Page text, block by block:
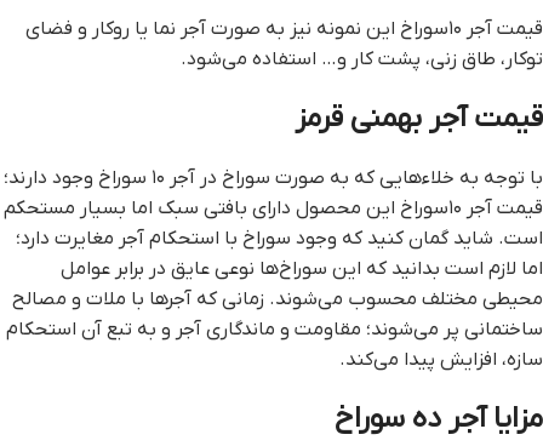
قیمت آجر ۱۰سوراخ این نمونه نیز به صورت آجر نما یا روکار و فضای
توکار، طاق زنی، پشت‌ کار و… استفاده می‌شود.
قیمت آجر بهمنی قرمز
با توجه به خلاء‌هایی که به صورت سوراخ در آجر ۱۰ سوراخ وجود دارند؛
قیمت آجر ۱۰سوراخ این محصول دارای بافتی سبک اما بسیار مستحکم
است. شاید گمان کنید که وجود سوراخ با استحکام آجر مغایرت دارد؛
اما لازم است بدانید که این سوراخ‌ها نوعی عایق در برابر عوامل
محیطی مختلف محسوب می‌شوند. زمانی که آجرها با ملات و مصالح
ساختمانی پر می‌شوند؛ مقاومت و ماندگاری آجر و به تبع آن استحکام
سازه، افزایش پیدا می‌کند.
مزایا آجر ده سوراخ